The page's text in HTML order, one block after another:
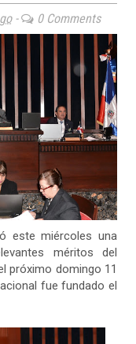
- 0 Comments
este miércoles una
méritos del
próximo domingo 11
fue fundado el